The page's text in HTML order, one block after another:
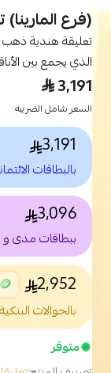
(فرع المارينا)
الذي يجمع بين
3,191
السعر شامل الضريبه
3,191
بالبطاقات
3,096
ببطاقات مدى و STC Pay
2,952 🪙 وفر 239
بالحوالات البنكية
متوفر